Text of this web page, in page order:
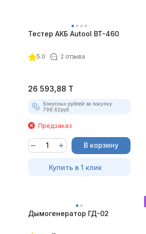
Тестер АКБ Autool BT-460
5.0 2 отзыва
26 593,88 T
Бонусных рублей за покупку:
798.62руб.
Предзаказ
В корзину
Купить в 1 клик
Дымогенератор ГД-02